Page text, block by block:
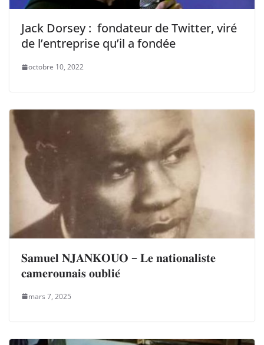
Jack Dorsey : fondateur de Twitter, viré
de l’entreprise qu’il a fondée
octobre 10, 2022
𝐒𝐚𝐦𝐮𝐞𝐥 𝐍𝐉𝐀𝐍𝐊𝐎𝐔𝐎 – 𝐋𝐞 𝐧𝐚𝐭𝐢𝐨𝐧𝐚𝐥𝐢𝐬𝐭𝐞
𝐜𝐚𝐦𝐞𝐫𝐨𝐮𝐧𝐚𝐢𝐬 𝐨𝐮𝐛𝐥𝐢𝐞́
mars 7, 2025